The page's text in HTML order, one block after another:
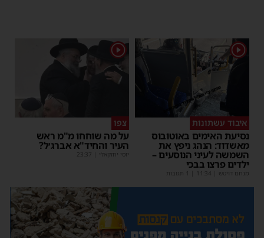
1
איבוד עשתונות
נסיעת האימים באוטובוס
מאשדוד: הנהג ניפץ את
השמשה לעיני הנוסעים –
ילדים פרצו בבכי
מנחם דויטש 11:34
1
צפו
על מה שוחחו מ"מ ראש
העיר והחיד"א אברג׳ל?
יוסי יחזקאלי 23:37